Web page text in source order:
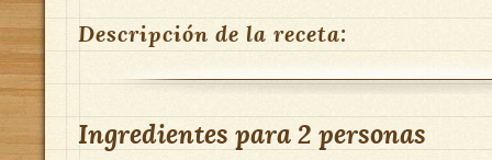
Descripción de la receta:
Ingredientes para2 personas